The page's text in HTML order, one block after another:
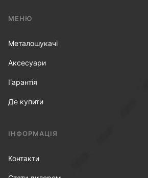
МЕНЮ
Металошукачі
Аксесуари
Гарантія
Де купити
ІНФОРМАЦІЯ
Контакти